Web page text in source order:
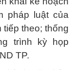
pháp luật của
theo; thống
trình kỳ họp
TP.